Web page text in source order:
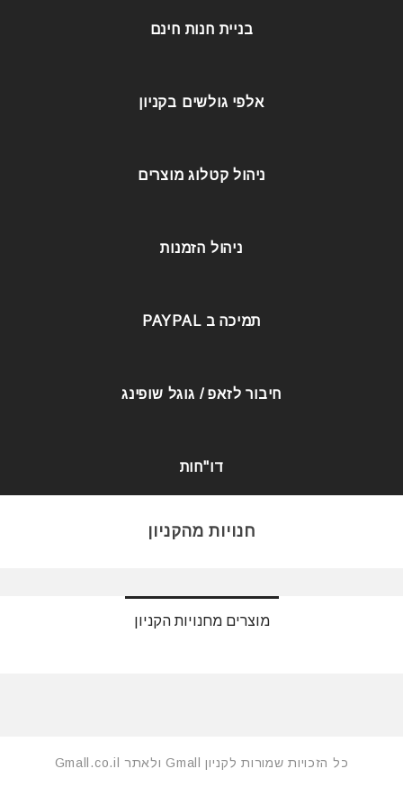
בניית חנות חינם
אלפי גולשים בקניון
ניהול קטלוג מוצרים
ניהול הזמנות
תמיכה ב PAYPAL
חיבור לזאפ / גוגל שופינג
דו"חות
חנויות מהקניון
מוצרים מחנויות הקניון
כל הזכויות שמורות לקניון Gmall ולאתר Gmall.co.il